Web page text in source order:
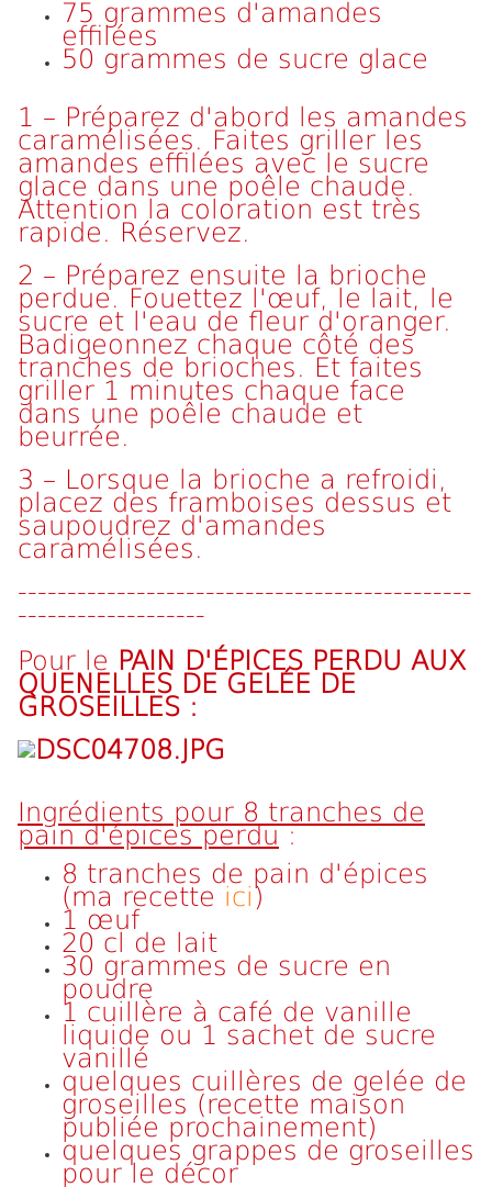
75 grammes d'amandes
effilées
50 grammes de sucre glace
1 – Préparez d'abord les amandes
caramélisées. Faites griller les
amandes effilées avec le sucre
glace dans une poêle chaude.
Attention la coloration est très
rapide. Réservez.
2 – Préparez ensuite la brioche
perdue. Fouettez l'œuf, le lait, le
sucre et l'eau de fleur d'oranger.
Badigeonnez chaque côté des
tranches de brioches. Et faites
griller 1 minutes chaque face
dans une poêle chaude et
beurrée.
3 – Lorsque la brioche a refroidi,
placez des framboises dessus et
saupoudrez d'amandes
caramélisées.
----------------------------------------------
-------------------
Pour le PAIN D'ÉPICES PERDU AUX
QUENELLES DE GELÉE DE
GROSEILLES :
Ingrédients pour 8 tranches de
pain d'épices perdu:
8 tranches de pain d'épices
(ma recette ici)
1 œuf
20 cl de lait
30 grammes de sucre en
poudre
1 cuillère à café de vanille
liquide ou 1 sachet de sucre
vanillé
quelques cuillères de gelée de
groseilles (recette maison
publiée prochainement)
quelques grappes de groseilles
pour le décor